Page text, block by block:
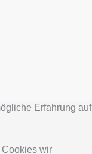
aErfahrung auf
Cookies wir